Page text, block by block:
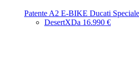
Patente A2 E-BIKE Ducati Speciale
DesertXDa 16.990 €